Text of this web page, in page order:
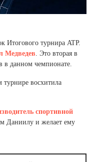
Итогового турнира ATP.
Медведев. Это вторая в
в данном чемпионате.
восхитила
спортивной
Даниилу и желает ему